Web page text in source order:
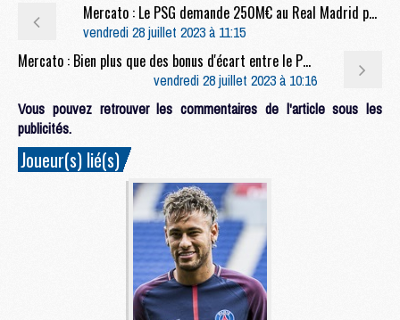
Mercato : Le PSG demande 250M€ au Real Madrid pour Mbappé, un intermédiaire nommé
vendredi 28 juillet 2023 à 11:15
Mercato : Bien plus que des bonus d'écart entre le PSG et Al Hilal pour Verratti, au cœur des plans de Luis Enrique
vendredi 28 juillet 2023 à 10:16
Vous pouvez retrouver les commentaires de l'article sous les
publicités.
Joueur(s) lié(s)